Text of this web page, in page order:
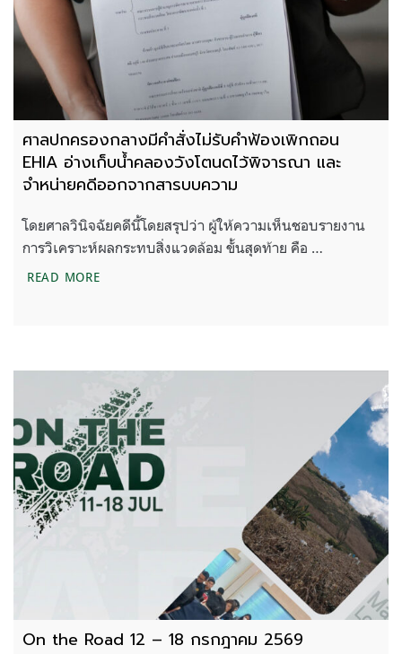
ศาลปกครองกลางมีคำสั่งไม่รับคำฟ้องเพิกถอน
EHIA อ่างเก็บน้ำคลองวังโตนดไว้พิจารณา และ
จำหน่ายคดีออกจากสารบบความ
โดยศาลวินิจฉัยคดีนี้โดยสรุปว่า ผู้ให้ความเห็นชอบรายงาน
การวิเคราะห์ผลกระทบสิ่งแวดล้อม ขั้นสุดท้าย คือ …
READ MOREศาลปกครองกลางมีคำสั่งไม่รับคำฟ้องเพิกถอน EHIA
On the Road 12 – 18 กรกฎาคม 2569